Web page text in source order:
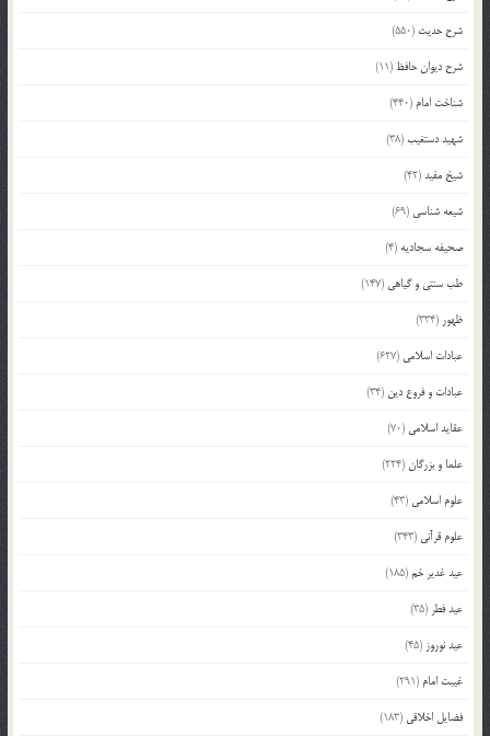
شرح حدیث (550)
شرح دیوان حافظ (11)
شناخت امام (440)
شهید دستغیب(38)
شیخ مفید(42)
شیعه شناسی (69)
صحیفه سجادیه (4)
طب سنتی و گیاهی (147)
ظهور (334)
عبادات اسلامی (627)
عبادات و فروع دین (34)
عقاید اسلامی (70)
علما و بزرگان(224)
علوم اسلامی (43)
علوم قرآنی (343)
عید غدیر خم(185)
عید فطر (35)
عید نوروز (45)
غیبت امام (291)
فضایل اخلاقی (183)